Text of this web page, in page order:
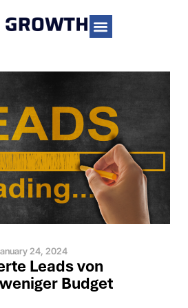
24, 2024
Leads von
Budget